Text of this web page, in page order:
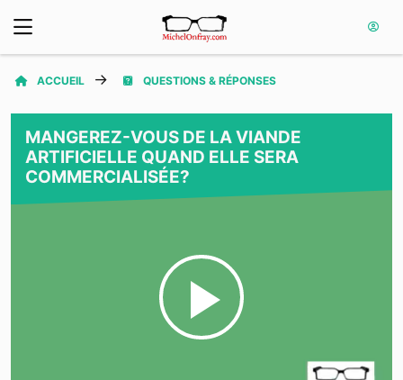
ACCUEIL QUESTIONS & RÉPONSES
MANGEREZ-VOUS DE LA VIANDE
ARTIFICIELLE QUAND ELLE SERA
COMMERCIALISÉE?
Play